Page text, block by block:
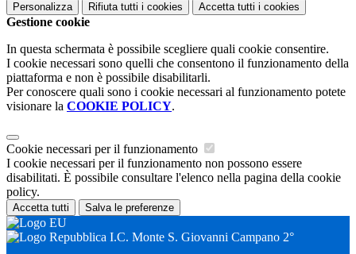
Personalizza Rifiuta tutti i cookies Accetta tutti i cookies
Gestione cookie
In questa schermata è possibile scegliere quali cookie consentire.
I cookie necessari sono quelli che consentono il funzionamento della
piattaforma e non è possibile disabilitarli.
Per conoscere quali sono i cookie necessari al funzionamento potete
visionare la COOKIE POLICY.
Cookie necessari per il funzionamento
I cookie necessari per il funzionamento non possono essere
disabilitati. È possibile consultare l'elenco nella pagina della cookie
policy.
Accetta tutti Salva le preferenze
I.C. Monte S. Giovanni Campano 2°